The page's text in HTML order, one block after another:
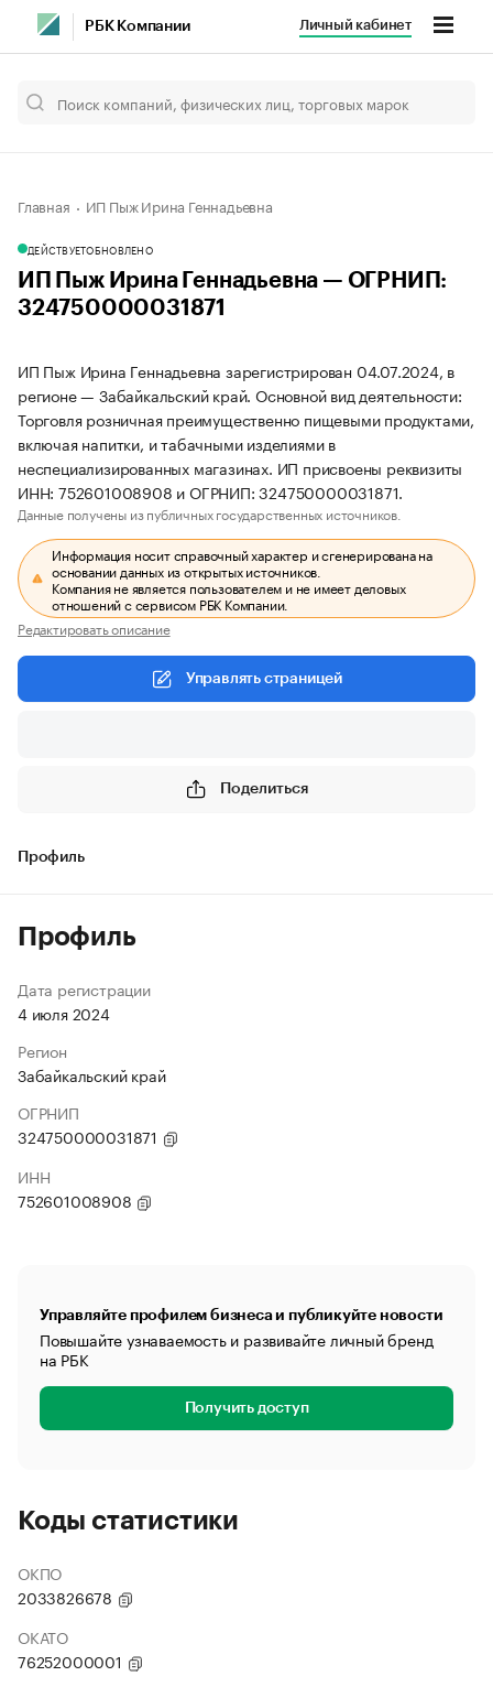
РБК Компании Личный кабинет
Главная ИП Пыж Ирина Геннадьевна
ДЕЙСТВУЕТОБНОВЛЕНО
ИП Пыж Ирина Геннадьевна — ОГРНИП:
324750000031871
ИП Пыж Ирина Геннадьевна зарегистрирован 04.07.2024, в
регионе — Забайкальский край. Основной вид деятельности:
Торговля розничная преимущественно пищевыми продуктами,
включая напитки, и табачными изделиями в
неспециализированных магазинах. ИП присвоены реквизиты
ИНН: 752601008908 и ОГРНИП: 324750000031871.
Данные получены из публичных государственных источников.
Информация носит справочный характер и сгенерирована на
основании данных из открытых источников.
Компания не является пользователем и не имеет деловых
отношений с сервисом РБК Компании.
Редактировать описание
Управлять страницей
Поделиться
Профиль
Профиль
Дата регистрации
4 июля 2024
Регион
Забайкальский край
ОГРНИП
324750000031871
ИНН
752601008908
Управляйте профилем бизнеса и публикуйте новости
Повышайте узнаваемость и развивайте личный бренд
на РБК
Получить доступ
Коды статистики
ОКПО
2033826678
ОКАТО
76252000001